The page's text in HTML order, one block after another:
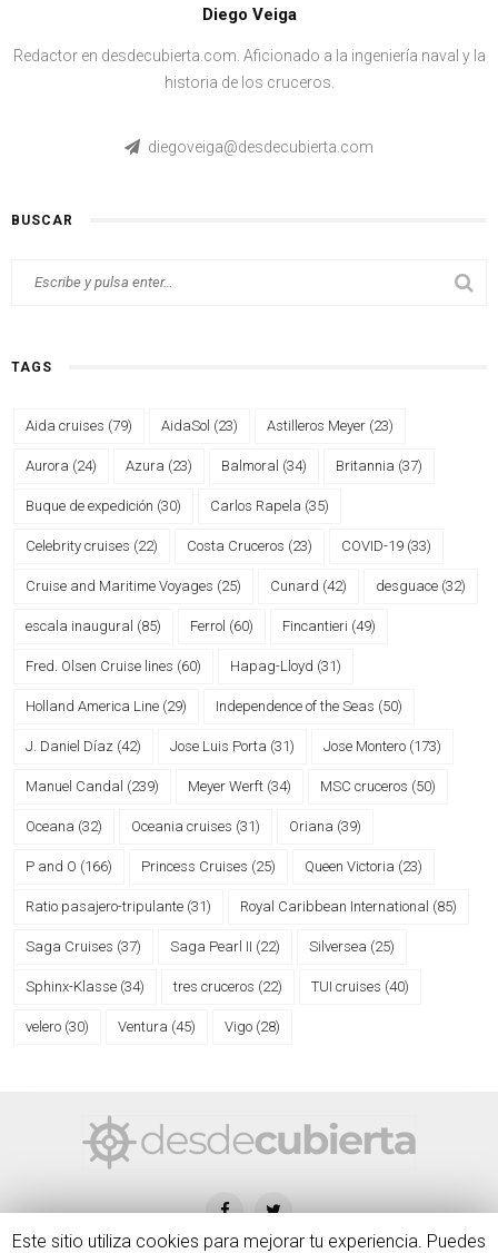
Diego Veiga
Redactor en desdecubierta.com. Aficionado a la ingeniería naval y la
historia de los cruceros.
diegoveiga@desdecubierta.com
BUSCAR
TAGS
Aida cruises (79) AidaSol (23) Astilleros Meyer (23)
Aurora (24) Azura (23) Balmoral (34) Britannia (37)
Buque de expedición (30) Carlos Rapela (35)
Celebrity cruises (22) Costa Cruceros (23) COVID-19 (33)
Cruise and Maritime Voyages (25) Cunard (42) desguace (32)
escala inaugural (85) Ferrol (60) Fincantieri (49)
Fred. Olsen Cruise lines (60) Hapag-Lloyd (31)
Holland America Line (29) Independence of the Seas (50)
J. Daniel Díaz (42) Jose Luis Porta (31) Jose Montero (173)
Manuel Candal (239) Meyer Werft (34) MSC cruceros (50)
Oceana (32) Oceania cruises (31) Oriana (39)
P and O (166) Princess Cruises (25) Queen Victoria (23)
Ratio pasajero-tripulante (31) Royal Caribbean International (85)
Saga Cruises (37) Saga Pearl II (22) Silversea (25)
Sphinx-Klasse (34) tres cruceros (22) TUI cruises (40)
velero (30) Ventura (45) Vigo (28)
Este sitio utiliza cookies para mejorar tu experiencia. Puedes